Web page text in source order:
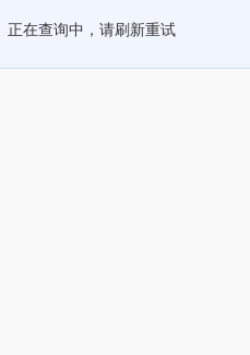
正在查询中，请刷新重试